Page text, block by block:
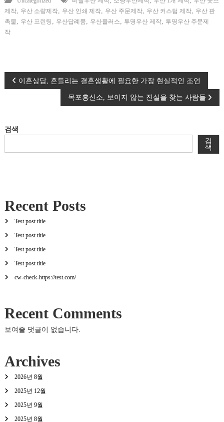
제작, 우산 소량제작, 우산 인쇄 제작, 우산 주문제작, 우산 커스텀 제작, 우산 판
촉물, 우산 프린팅 , 우산답례품, 우산플러스, 투명우산 제작, 투명우산 주문제
작
글
색
이혼상담, 흔들리는 결혼생활에 필요한 가장 현실적인 조언
목포흥신소, 보이지 않는 진실을 찾는 사람들
검색
검
색
Recent Posts
Test post title
Test post title
Test post title
Test post title
cw-check-https://test.com/
Recent Comments
보여줄 댓글이 없습니다.
Archives
2026년 8월
2025년 12월
2025년 9월
2025년 8월